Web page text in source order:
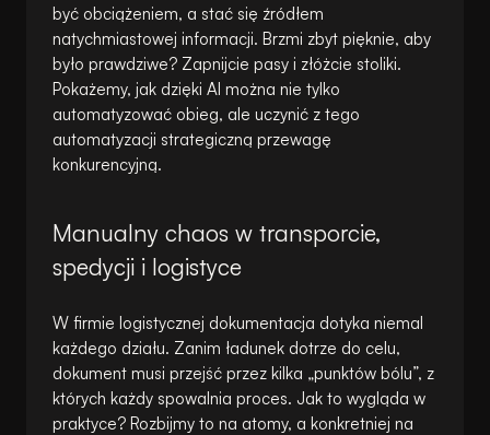
być obciążeniem, a stać się źródłem
natychmiastowej informacji. Brzmi zbyt pięknie, aby
było prawdziwe? Zapnijcie pasy i złóżcie stoliki.
Pokażemy, jak dzięki AI można nie tylko
automatyzować obieg, ale uczynić z tego
automatyzacji strategiczną przewagę
konkurencyjną.
Manualny chaos w transporcie,
spedycji i logistyce
W firmie logistycznej dokumentacja dotyka niemal
każdego działu. Zanim ładunek dotrze do celu,
dokument musi przejść przez kilka „punktów bólu”, z
których każdy spowalnia proces. Jak to wygląda w
praktyce? Rozbijmy to na atomy, a konkretniej na